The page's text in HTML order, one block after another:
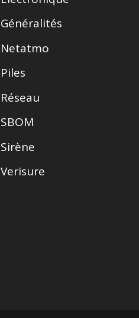
Généralités
Netatmo
Piles
Réseau
SBOM
Sirène
Verisure